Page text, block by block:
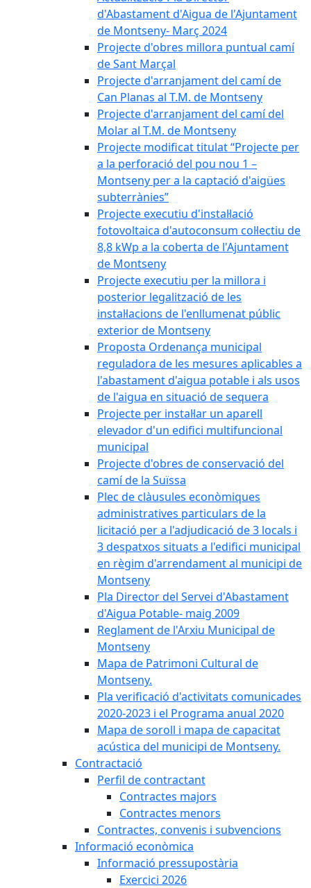
d'Abastament d'Aigua de l'Ajuntament
de Montseny- Març 2024
Projecte d'obres millora puntual camí
de Sant Marçal
Projecte d'arranjament del camí de
Can Planas al T.M. de Montseny
Projecte d'arranjament del camí del
Molar al T.M. de Montseny
Projecte modificat titulat “Projecte per
a la perforació del pou nou 1 –
Montseny per a la captació d'aigües
subterrànies”
Projecte executiu d'instal·lació
fotovoltaica d'autoconsum col·lectiu de
8,8 kWp a la coberta de l'Ajuntament
de Montseny
Projecte executiu per la millora i
posterior legalització de les
instal·lacions de l'enllumenat públic
exterior de Montseny
Proposta Ordenança municipal
reguladora de les mesures aplicables a
l'abastament d'aigua potable i als usos
de l'aigua en situació de sequera
Projecte per instal·lar un aparell
elevador d'un edifici multifuncional
municipal
Projecte d'obres de conservació del
camí de la Suïssa
Plec de clàusules econòmiques
administratives particulars de la
licitació per a l'adjudicació de 3 locals i
3 despatxos situats a l'edifici municipal
en règim d'arrendament al municipi de
Montseny
Pla Director del Servei d'Abastament
d'Aigua Potable- maig 2009
Reglament de l'Arxiu Municipal de
Montseny
Mapa de Patrimoni Cultural de
Montseny.
Pla verificació d'activitats comunicades
2020-2023 i el Programa anual 2020
Mapa de soroll i mapa de capacitat
acústica del municipi de Montseny.
Contractació
Perfil de contractant
Contractes majors
Contractes menors
Contractes, convenis i subvencions
Informació econòmica
Informació pressupostària
Exercici 2026